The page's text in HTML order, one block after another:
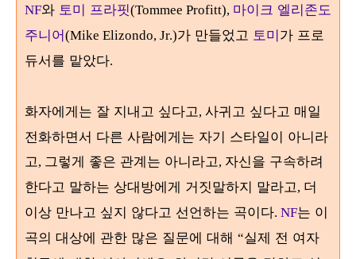
NF와 토미 프라핏(Tommee Profitt), 마이크 엘리존도
주니어(Mike Elizondo, Jr.)가 만들었고 토미가 프로
듀서를 맡았다.
화자에게는 잘 지내고 싶다고, 사귀고 싶다고 매일
전화하면서 다른 사람에게는 자기 스타일이 아니라
고, 그렇게 좋은 관계는 아니라고, 자신을 구속하려
한다고 말하는 상대방에게 거짓말하지 말라고, 더
이상 만나고 싶지 않다고 선언하는 곡이다. NF는 이
곡의 대상에 관한 많은 질문에 대해 “실제 전 여자